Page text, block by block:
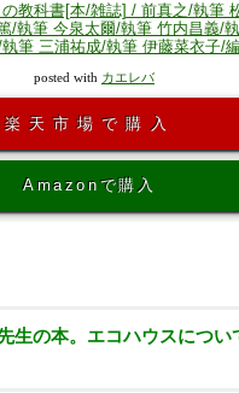
教科書[本/雑誌] / 前真之/執筆
/執筆 今泉太爾/執筆 竹内昌義/
筆 三浦祐成/執筆 伊藤菜衣子/
posted with カエレバ
楽天市場で購入
Amazonで購入
生の本。エコハウスについ